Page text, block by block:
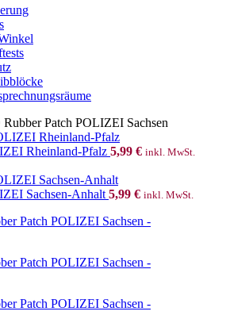
Rubber Patch POLIZEI Sachsen
Rheinland-Pfalz 5,99 € inkl. MwSt.
Sachsen-Anhalt 5,99 € inkl. MwSt.